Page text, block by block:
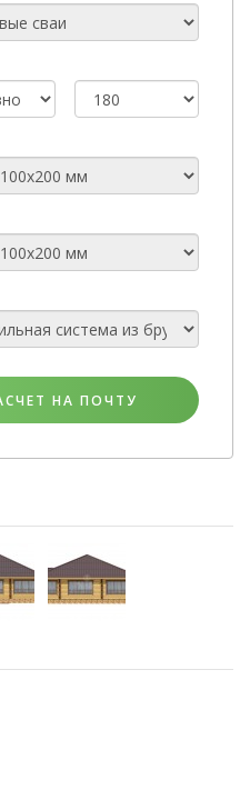
ДИАМЕТР
БРЕВНА
НА ПОЧТУ